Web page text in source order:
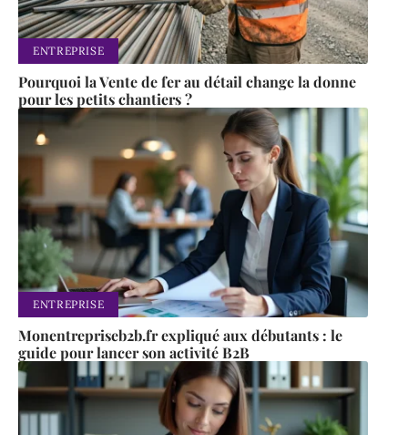
ENTREPRISE
Pourquoi la Vente de fer au détail change la donne
pour les petits chantiers ?
ENTREPRISE
Monentrepriseb2b.fr expliqué aux débutants : le
guide pour lancer son activité B2B